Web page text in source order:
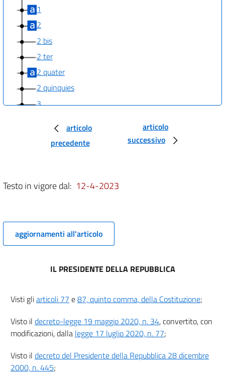
1
2
2 bis
2 ter
2 quater
2 quinquies
3
articolo
precedente
articolo
successivo
Testo in vigore dal: 12-4-2023
aggiornamenti all'articolo
IL PRESIDENTE DELLA REPUBBLICA
Visti gliarticoli 77 e87, quinto comma, della Costituzione;
Visto il decreto-legge 19 maggio 2020, n. 34, convertito, con
modificazioni, dalla legge 17 luglio 2020, n. 77;
Visto il decreto del Presidente della Repubblica 28 dicembre
2000, n. 445;